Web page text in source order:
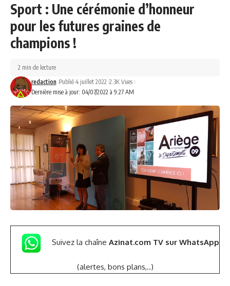
Sport : Une cérémonie d’honneur
pour les futures graines de
champions !
Dernière mise à jour: 04/07/2022 à 9:27 AM
redaction Publié 4 juillet 2022 2.3K Vues
2 min de lecture
Suivez la chaîne Azinat.com TV sur WhatsApp
(alertes, bons plans,..)